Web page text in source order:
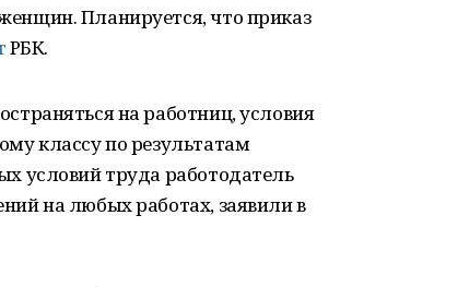
Планируется, что приказ
РБК.
на работниц, условия
классу по результатам
условий труда работодатель
на любых работах, заявили в